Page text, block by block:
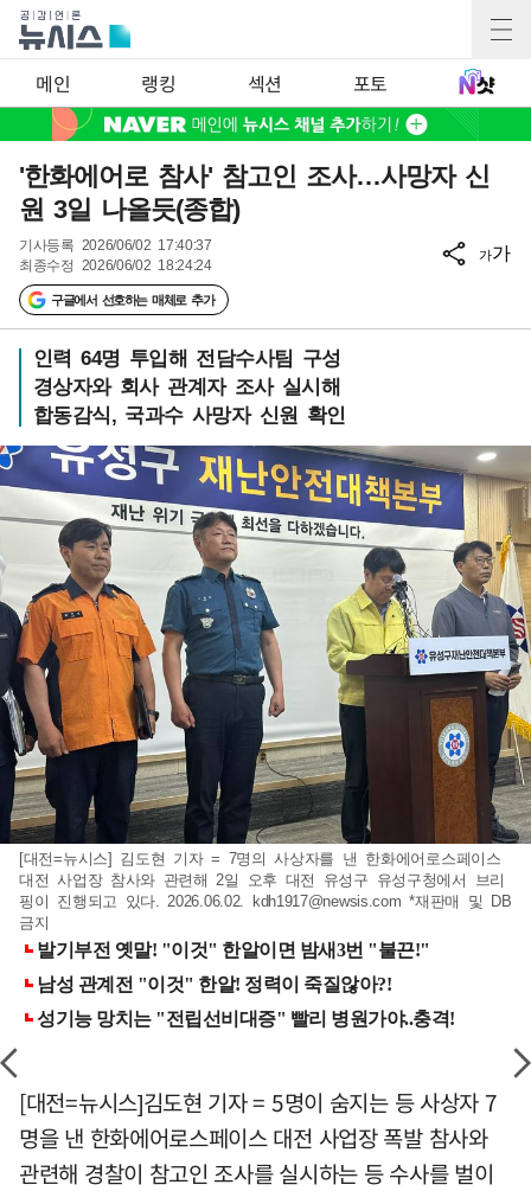
메인 랭킹 섹션 포토
'한화에어로 참사' 참고인 조사…사망자 신
원 3일 나올듯(종합)
기사등록 2026/06/02 17:40:37
최종수정 2026/06/02 18:24:24
구글에서 선호하는 매체로 추가
가가
인력 64명 투입해 전담수사팀 구성
경상자와 회사 관계자 조사 실시해
합동감식, 국과수 사망자 신원 확인
[대전=뉴시스] 김도현 기자 = 7명의 사상자를 낸 한화에어로스페이스
대전 사업장 참사와 관련해 2일 오후 대전 유성구 유성구청에서 브리
핑이 진행되고 있다. 2026.06.02.
kdh1917@newsis.com *재판매 및 DB
금지
[대전=뉴시스]김도현 기자 = 5명이 숨지는 등 사상자 7
명을 낸 한화에어로스페이스 대전 사업장 폭발 참사와
관련해 경찰이 참고인 조사를 실시하는 등 수사를 벌이